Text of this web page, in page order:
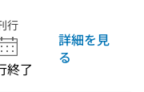
行
終了
詳細を見
る